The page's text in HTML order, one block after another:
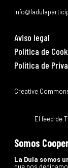
Aviso legal
Política de
Política de
Creative
El feed de
Somos
La Dula somos